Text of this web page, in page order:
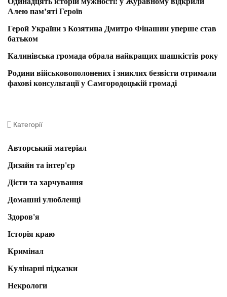
Алею пам’яті Героїв
Герой України з Козятина Дмитро Фінашин уперше став
батьком
Калинівська громада обрала найкращих шашкістів року
Родини військовополонених і зниклих безвісти отримали
фахові консультації у Самгородоцькій громаді
Категорії
Авторський матеріал
Дизайн та інтер'єр
Дієти та харчування
Домашні улюбленці
Здоров'я
Історія краю
Кримінал
Кулінарні підказки
Некрологи